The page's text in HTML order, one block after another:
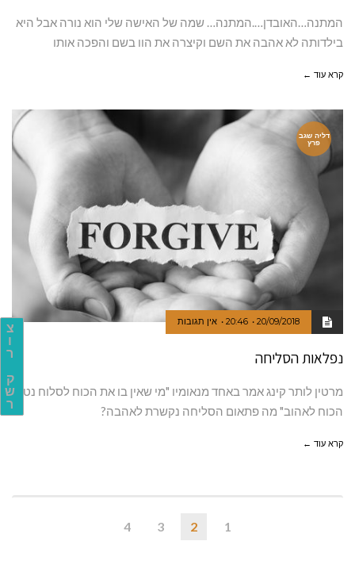
צ
ו
ר
ק
ש
ר
המתנה…האובדן….המתנה… שמה של האישה שלי הוא נורה אבל היא
בילדותה לא אהבה את השם וקיצרה את הוו בשם והפכה אותו
קרא עוד ←
דליה שגב
פרץ
20/09/2018
20:46 אין תגובות
נפלאות הסליחה
מרטין לותר קינג אמר באחד מנאומיו "מי שאין בו את הכוח לסלוח נטול
הכוח לאהוב" מה פתאום הסליחה נקשרת לאהבה?
קרא עוד ←
1
2
3
4